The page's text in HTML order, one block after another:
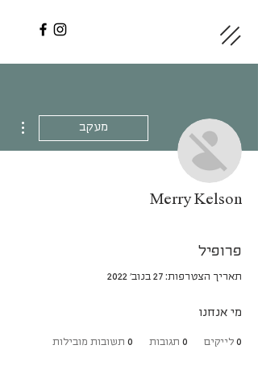
מעקב
Merry Kelson
פרופיל
תאריך הצטרפות: 27 בנוב׳ 2022
מי אנחנו
0 לייקים 0 תגובות 0 תשובות מובילות